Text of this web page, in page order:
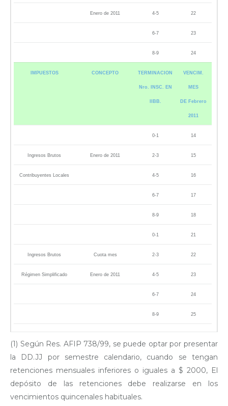
Enero de 2011 4-5 22
6-7 23
8-9 24
IMPUESTOS CONCEPTO TERMINACION
Nro. INSC. EN
IIBB.
VENCIM.
MES
DE Febrero
2011
0-1 14
Ingresos Brutos Enero de 2011 2-3 15
Contribuyentes Locales 4-5 16
6-7 17
8-9 18
0-1 21
Ingresos Brutos Cuota mes 2-3 22
Régimen Simplificado Enero de 2011 4-5 23
6-7 24
8-9 25
(1) Según Res. AFIP 738/99, se puede optar por presentar
la DD.JJ por semestre calendario, cuando se tengan
retenciones mensuales inferiores o iguales a $ 2000, El
depósito de las retenciones debe realizarse en los
vencimientos quincenales habituales.